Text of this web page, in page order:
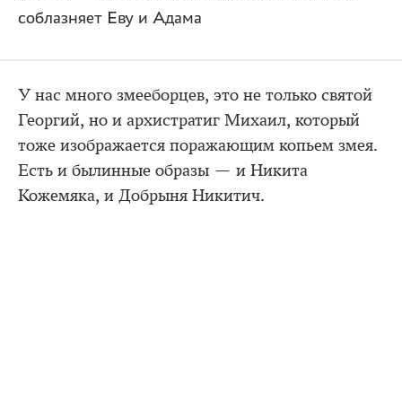
соблазняет Еву и Адама
У нас много змееборцев, это не только святой
Георгий, но и архистратиг Михаил, который
тоже изображается поражающим копьем змея.
Есть и былинные образы — и Никита
Кожемяка, и Добрыня Никитич.